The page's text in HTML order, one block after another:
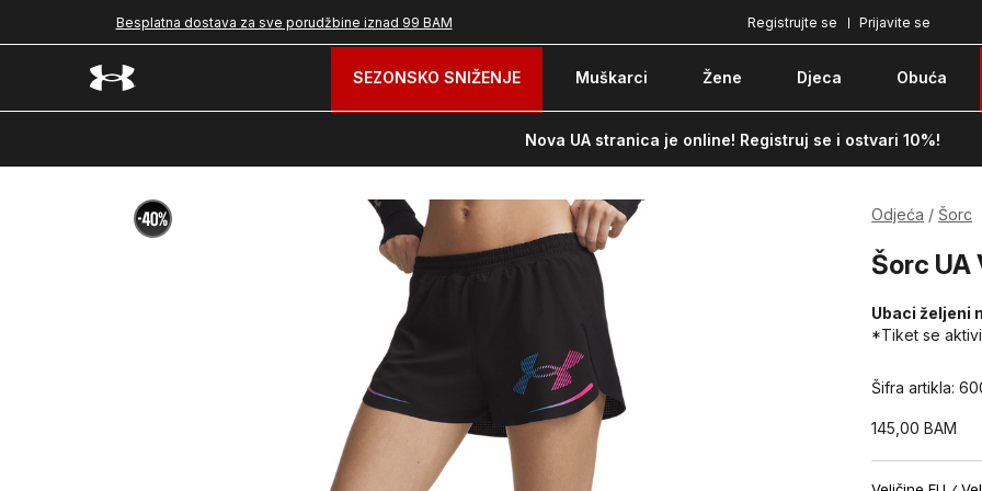
Besplatna dostava za sve porudžbine iznad 99 BAM Plaćanje karticom ili pouzećem Prijavite se
Registrujte se
SEZONSKO SNIŽENJE Muškarci Žene Djeca Obuća
Nova UA stranica je online! Registruj se i ostvari 10%!
Odjeća Šorc
Šorc UA
Ubaci željeni
*Tiket se
Šifra artikla:
145,00BAM